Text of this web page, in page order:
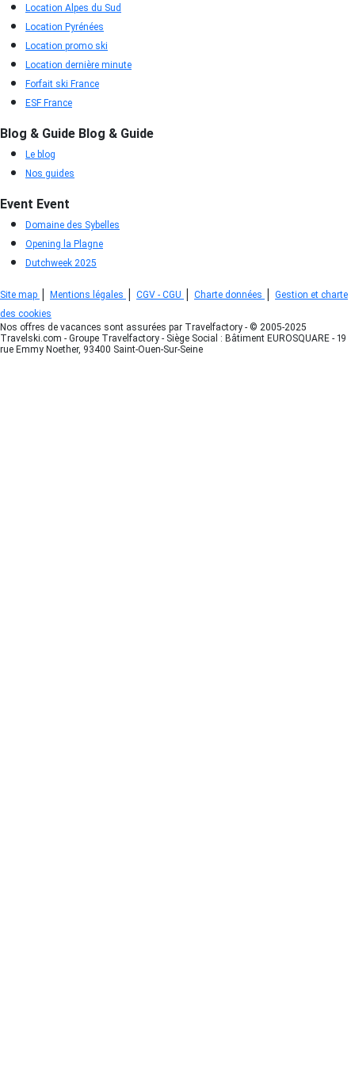
Location Alpes du Sud
Location Pyrénées
Location promo ski
Location dernière minute
Forfait ski France
ESF France
Blog & Guide Blog & Guide
Le blog
Nos guides
Event Event
Domaine des Sybelles
Opening la Plagne
Dutchweek 2025
Site map | Mentions légales | CGV - CGU | Charte données | Gestion et charte
des cookies
Nos offres de vacances sont assurées par Travelfactory - © 2005-2025
Travelski.com - Groupe Travelfactory - Siège Social : Bâtiment EUROSQUARE - 19
rue Emmy Noether, 93400 Saint-Ouen-Sur-Seine